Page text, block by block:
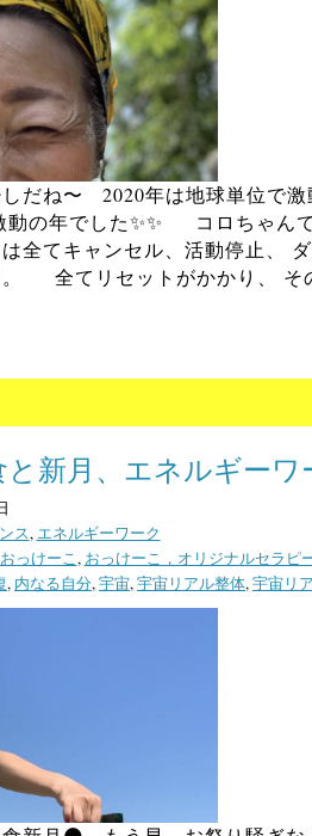
だね〜 2020年は地球単位で激
動の年でした✨✨ コロちゃんで
全てキャンセル、活動停止、
。 全てリセットがかかり、 そ
と新月、エネルギーワ
ス, エネルギーワーク
おっけーこ, おっけーこ，オリジナルセラピ
, 内なる自分,宇宙,宇宙リアル整体,宇宙リ